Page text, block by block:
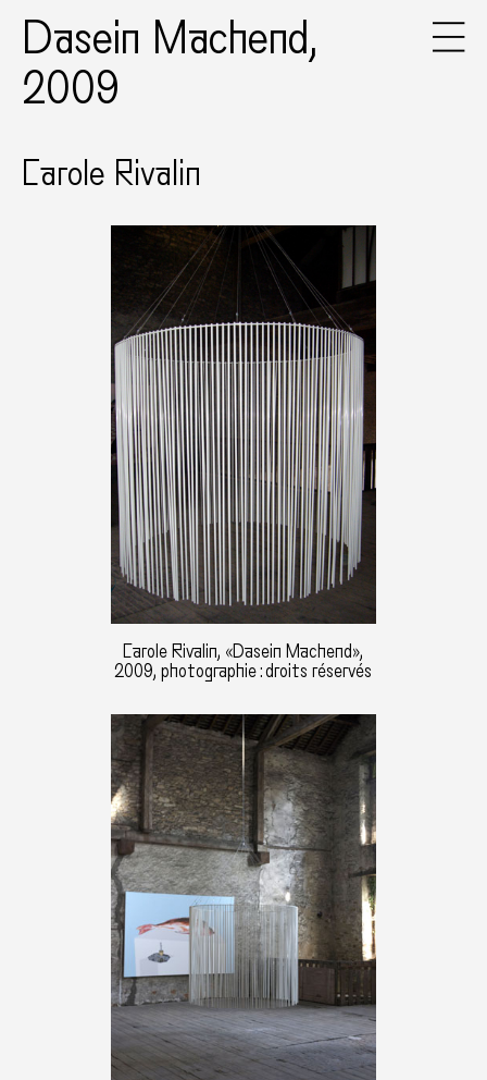
Dasein Machend,
2009
Carole Rivalin
Carole Rivalin, «Dasein Machend»,
2009, photographie : droits réservés